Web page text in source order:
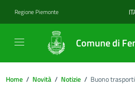
Regione Piemonte
Comune di
Home / Novità / Notizie / Buono